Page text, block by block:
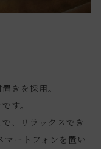
きを採用。
す。
、リラックスでき
マートフォンを置い